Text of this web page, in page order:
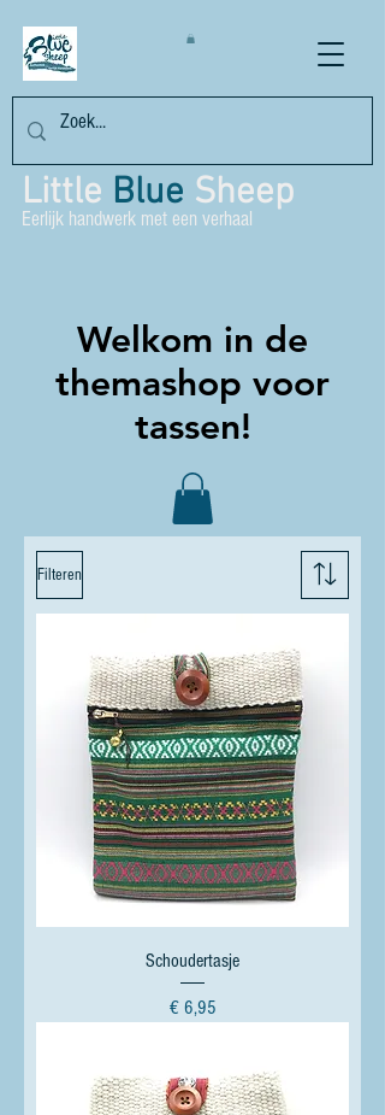
Little Blue Sheep
Eerlijk handwerk met een verhaal
Welkom in de
themashop voor
tassen!
Filteren
Schoudertasje
Prijs
€ 6,95